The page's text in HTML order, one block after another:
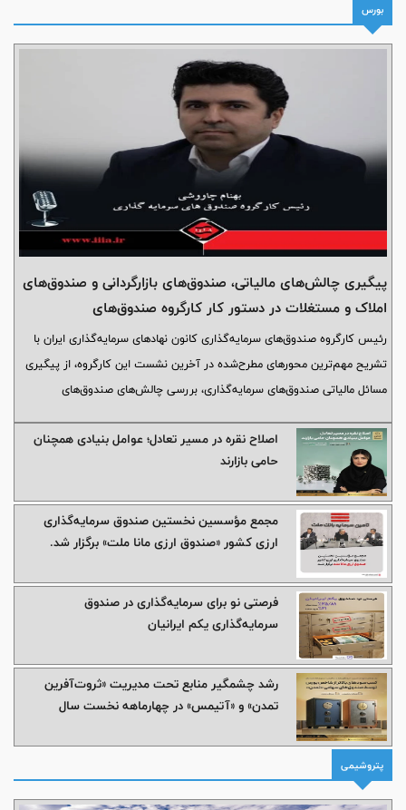
صنعت فولاد ایران به شمار می‌رود.
بورس
پیگیری چالش‌های مالیاتی، صندوق‌های بازارگردانی و صندوق‌های
املاک و مستغلات در دستور کار کارگروه صندوق‌های
سرمایه‌گذاری
رئیس کارگروه صندوق‌های سرمایه‌گذاری کانون نهادهای سرمایه‌گذاری ایران با
تشریح مهم‌ترین محورهای مطرح‌شده در آخرین نشست این کارگروه، از پیگیری
مسائل مالیاتی صندوق‌های سرمایه‌گذاری، بررسی چالش‌های صندوق‌های
اصلاح نقره در مسیر تعادل؛ عوامل بنیادی همچنان
حامی بازارند
مجمع مؤسسین نخستین صندوق سرمایه‌گذاری
ارزی کشور «صندوق ارزی مانا ملت» برگزار شد.
فرصتی نو برای سرمایه‌گذاری در صندوق
سرمایه‌گذاری یکم ایرانیان
رشد چشمگیر منابع تحت مدیریت «ثروت‌آفرین
تمدن» و «آتیمس» در چهارماهه نخست سال
پتروشیمی